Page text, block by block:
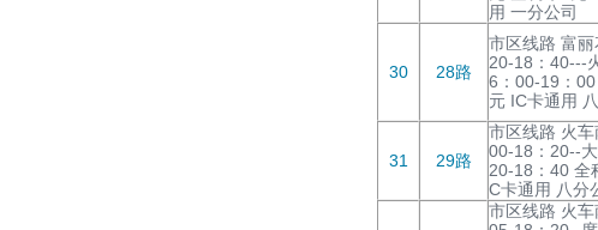
用 一分公司
30 28路
市区线路 富丽
20-18：40---
6：00-19：
元 IC卡通用
31 29路
市区线路 火车
00-18：20--大
20-18：40 全
C卡通用 八分
市区线路 火车